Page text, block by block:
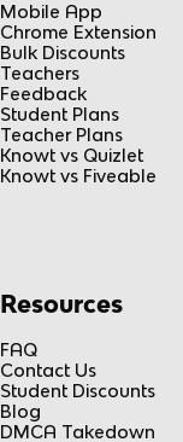
Mobile App
Chrome Extension
Bulk Discounts
Teachers
Feedback
Student Plans
Teacher Plans
Knowt vs Quizlet
Knowt vs Fiveable
Resources
FAQ
Contact Us
Student Discounts
Blog
DMCA Takedown